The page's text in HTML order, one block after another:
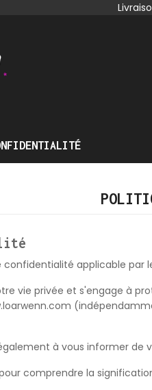
applicable par
vie privée et s'engage à
à vous informer
comprendre la